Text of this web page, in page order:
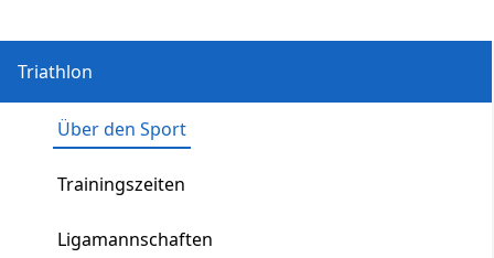
Triathlon
Über den Sport
Trainingszeiten
Ligamannschaften